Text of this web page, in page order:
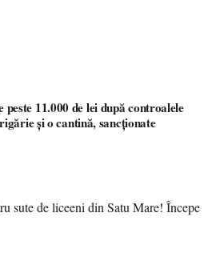
11.000 de lei după controalele
și o cantină, sancționate